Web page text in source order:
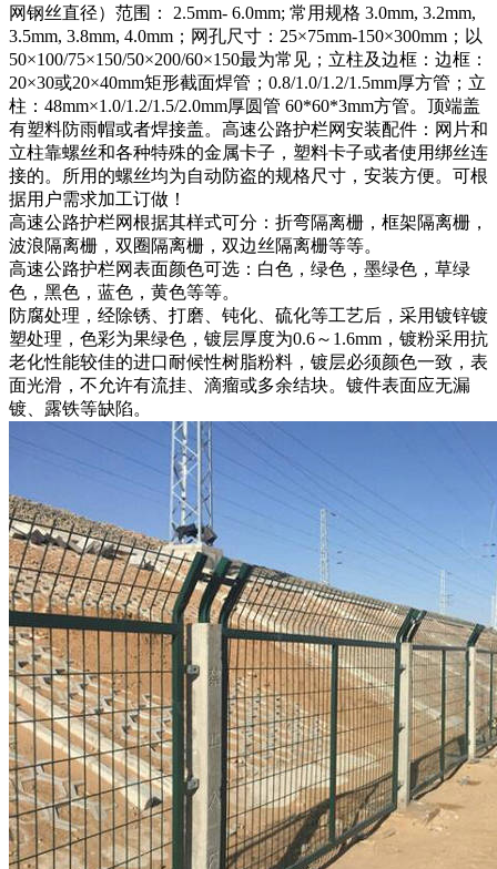
网钢丝直径）范围： 2.5mm- 6.0mm; 常用规格 3.0mm, 3.2mm,
3.5mm, 3.8mm, 4.0mm；网孔尺寸：25×75mm-150×300mm；以
50×100/75×150/50×200/60×150最为常见；立柱及边框：边框：
20×30或20×40mm矩形截面焊管；0.8/1.0/1.2/1.5mm厚方管；立
柱：48mm×1.0/1.2/1.5/2.0mm厚圆管 60*60*3mm方管。顶端盖
有塑料防雨帽或者焊接盖。高速公路护栏网安装配件：网片和
立柱靠螺丝和各种特殊的金属卡子，塑料卡子或者使用绑丝连
接的。所用的螺丝均为自动防盗的规格尺寸，安装方便。可根
据用户需求加工订做！
高速公路护栏网根据其样式可分：折弯隔离栅，框架隔离栅，
波浪隔离栅，双圈隔离栅，双边丝隔离栅等等。
高速公路护栏网表面颜色可选：白色，绿色，墨绿色，草绿
色，黑色，蓝色，黄色等等。
防腐处理，经除锈、打磨、钝化、硫化等工艺后，采用镀锌镀
塑处理，色彩为果绿色，镀层厚度为0.6～1.6mm，镀粉采用抗
老化性能较佳的进口耐候性树脂粉料，镀层必须颜色一致，表
面光滑，不允许有流挂、滴瘤或多余结块。镀件表面应无漏
镀、露铁等缺陷。